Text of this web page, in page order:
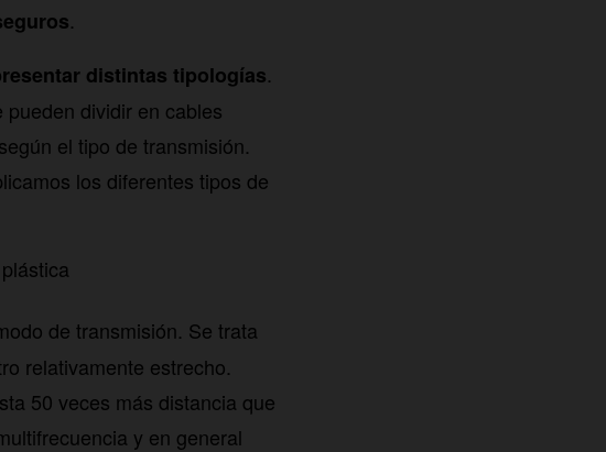
.
distintas tipologías.
dividir en cables
el tipo de transmisión.
los diferentes tipos de
de transmisión. Se trata
relativamente estrecho.
50 veces más distancia que
y en general